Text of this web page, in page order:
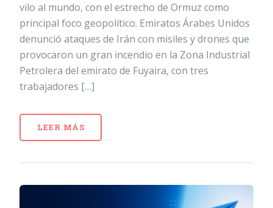
vilo al mundo, con el estrecho de Ormuz como
principal foco geopolítico. Emiratos Árabes Unidos
denunció ataques de Irán con misiles y drones que
provocaron un gran incendio en la Zona Industrial
Petrolera del emirato de Fuyaira, con tres
trabajadores […]
LEER MÁS